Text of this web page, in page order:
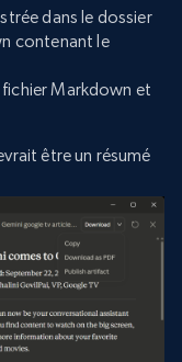
dans le dossier
contenant le
fichier Markdown et
être un résumé